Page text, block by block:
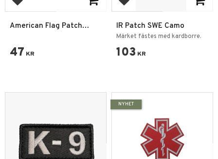
Add to favorites
American Flag Patch
47 KR
Add to favorites
IR Patch SWE Camo
Märket fästes med kardborre.
103 KR
NYHET